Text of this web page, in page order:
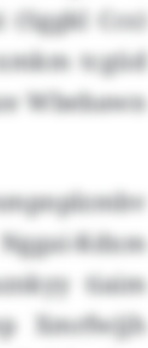
Ccs)
tcgüd
Wbebawn
Kdxm
tiaim
Xmrfwjjh